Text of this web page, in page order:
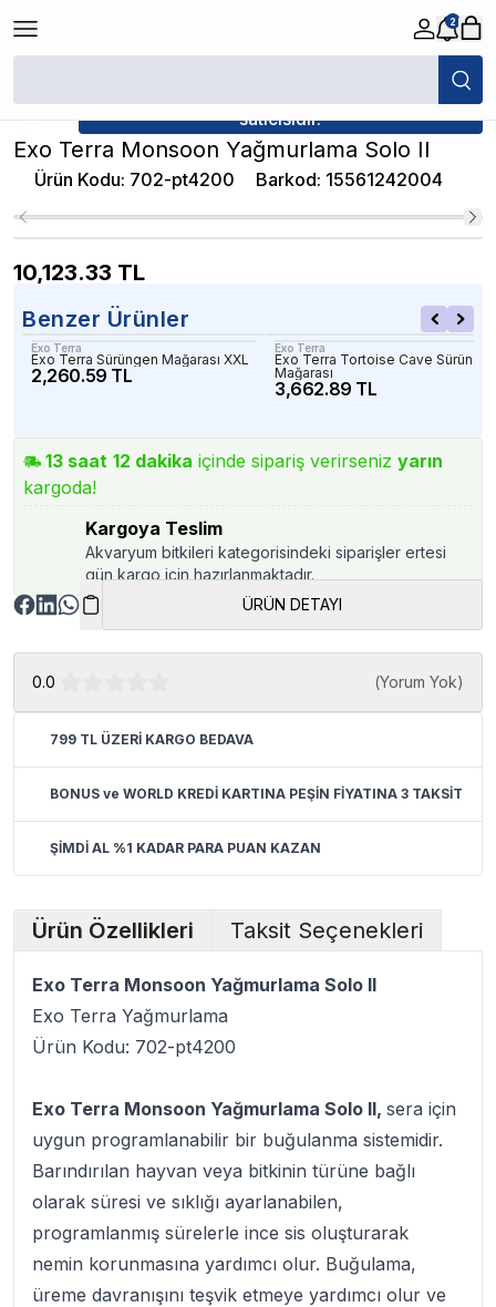
2
/
satıcısıdır.
Exo Terra Monsoon Yağmurlama Solo II
Ürün Kodu: 702-pt4200 Barkod: 15561242004
10,123.33 TL
Benzer Ürünler
Exo Terra
Exo Terra Sürüngen Mağarası XXL
2,260.59 TL
Exo Terra
Exo Terra Tortoise Cave
Mağarası
3,662.89 TL
13 saat 12 dakika içinde sipariş verirseniz yarın
kargoda!
Kargoya Teslim
Akvaryum bitkileri kategorisindeki siparişler ertesi
gün kargo için hazırlanmaktadır.
ÜRÜN DETAYI
0.0 (Yorum Yok)
799 TL ÜZERİ KARGO BEDAVA
BONUS ve WORLD KREDİ KARTINA PEŞİN FİYATINA 3 TAKSİT
ŞİMDİ AL %1 KADAR PARA PUAN KAZAN
Ürün Özellikleri Taksit Seçenekleri
Exo Terra Monsoon Yağmurlama Solo II
Exo Terra Yağmurlama
Ürün Kodu: 702-pt4200
Exo Terra Monsoon Yağmurlama Solo II, sera için
uygun programlanabilir bir buğulanma sistemidir.
Barındırılan hayvan veya bitkinin türüne bağlı
olarak süresi ve sıklığı ayarlanabilen,
programlanmış sürelerle ince sis oluşturarak
nemin korunmasına yardımcı olur. Buğulama,
üreme davranışını teşvik etmeye yardımcı olur ve